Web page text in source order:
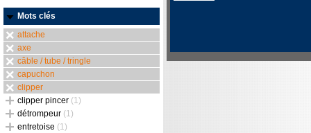
Mots clés
attache
axe
câble / tube / tringle
capuchon
clipper
clipper pincer (1)
détrompeur (1)
entretoise (1)